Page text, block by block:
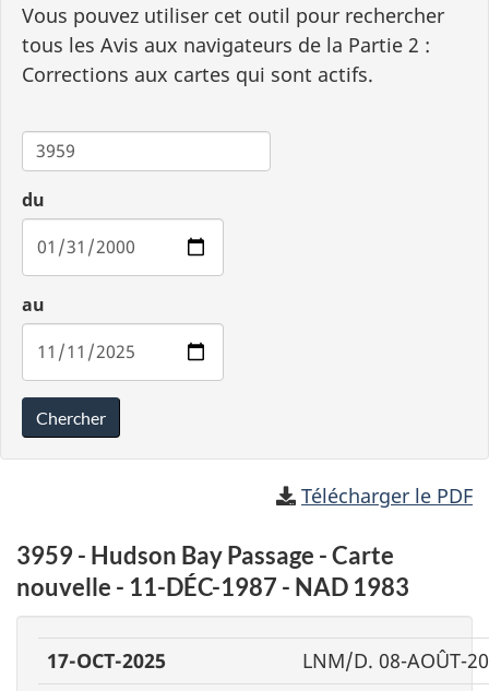
Vous pouvez utiliser cet outil pour rechercher
tous les Avis aux navigateurs de la Partie 2 :
Corrections aux cartes qui sont actifs.
Carte
du
au
Chercher
Télécharger le PDF
3959 - Hudson Bay Passage - Carte
nouvelle - 11-DÉC-1987 - NAD 1983
17-OCT-2025
LNM/D. 08-AOÛT-